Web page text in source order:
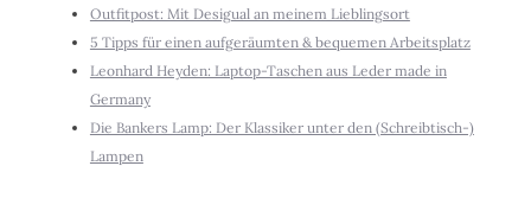
Outfitpost: Mit Desigual an meinem Lieblingsort
5 Tipps für einen aufgeräumten & bequemen Arbeitsplatz
Leonhard Heyden: Laptop-Taschen aus Leder made in
Germany
Die Bankers Lamp: Der Klassiker unter den (Schreibtisch-)
Lampen